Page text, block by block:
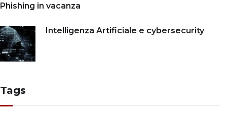
Phishing in vacanza
Intelligenza Artificiale e cybersecurity
Tags